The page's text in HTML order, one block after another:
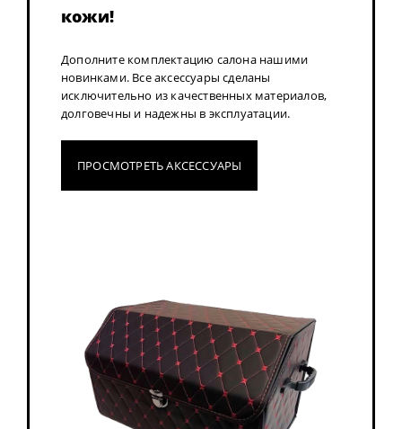
кожи!
Дополните комплектацию салона нашими
новинками. Все аксессуары сделаны
исключительно из качественных материалов,
долговечны и надежны в эксплуатации.
ПРОСМОТРЕТЬ АКСЕССУАРЫ